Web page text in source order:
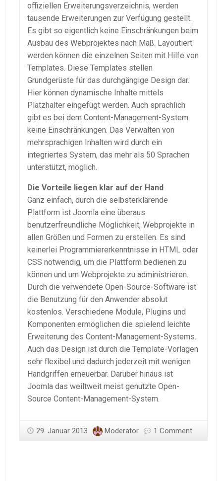
offiziellen Erweiterungsverzeichnis, werden
tausende Erweiterungen zur Verfügung gestellt.
Es gibt so eigentlich keine Einschränkungen beim
Ausbau des Webprojektes nach Maß. Layoutiert
werden können die einzelnen Seiten mit Hilfe von
Templates. Diese Templates stellen
Grundgerüste für das durchgängige Design dar.
Hier können dynamische Inhalte mittels
Platzhalter eingefügt werden. Auch sprachlich
gibt es bei dem Content-Management-System
keine Einschränkungen. Das Verwalten von
mehrsprachigen Inhalten wird durch ein
integriertes System, das mehr als 50 Sprachen
unterstützt, möglich.
Die Vorteile liegen klar auf der Hand
Ganz einfach, durch die selbsterklärende
Plattform ist Joomla eine überaus
benutzerfreundliche Möglichkeit, Webprojekte in
allen Größen und Formen zu erstellen. Es sind
keinerlei Programmiererkenntnisse in HTML oder
CSS notwendig, um die Plattform bedienen zu
können und um Webprojekte zu administrieren.
Durch die verwendete Open-Source-Software ist
die Benutzung für den Anwender absolut
kostenlos. Verschiedene Module, Plugins und
Komponenten ermöglichen die spielend leichte
Erweiterung des Content-Management-Systems.
Auch das Design ist durch die Template-Vorlagen
sehr flexibel und dadurch jederzeit mit wenigen
Handgriffen erneuerbar. Darüber hinaus ist
Joomla das weiltweit meist genutzte Open-
Source Content-Management-System.
29. Januar 2013 Moderator 1 Comment